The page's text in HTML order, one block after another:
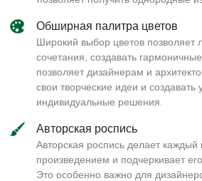
Обширная палитра цветов
Широкий выбор цветов позволяет
сочетания, создавать
позволяет дизайнерам и
свои творческие идеи и создавать
индивидуальные решения.
Авторская роспись
Авторская роспись делает каждый
произведением и подчеркивает
Это особенно важно для